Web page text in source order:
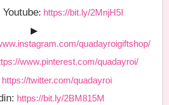
: https://bit.ly/2MnjH5I
▶
quadayroigiftshop/
www.pinterest.com/quadayroi/
https://twitter.com/quadayroi
https://bit.ly/2BM815M